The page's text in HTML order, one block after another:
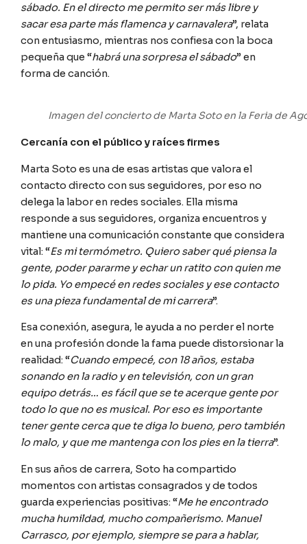
sábado. En el directo me permito ser más libre y
sacar esa parte más flamenca y carnavalera”, relata
con entusiasmo, mientras nos confiesa con la boca
pequeña que “habrá una sorpresa el sábado” en
forma de canción.
Imagen del concierto de Marta Soto en la Feria de
Cercanía con el público y raíces firmes
Marta Soto es una de esas artistas que valora el
contacto directo con sus seguidores, por eso no
delega la labor en redes sociales. Ella misma
responde a sus seguidores, organiza encuentros y
mantiene una comunicación constante que considera
vital: “Es mi termómetro. Quiero saber qué piensa la
gente, poder pararme y echar un ratito con quien me
lo pida. Yo empecé en redes sociales y ese contacto
es una pieza fundamental de mi carrera”.
Esa conexión, asegura, le ayuda a no perder el norte
en una profesión donde la fama puede distorsionar la
realidad: “Cuando empecé, con 18 años, estaba
sonando en la radio y en televisión, con un gran
equipo detrás… es fácil que se te acerque gente por
todo lo que no es musical. Por eso es importante
tener gente cerca que te diga lo bueno, pero también
lo malo, y que me mantenga con los pies en la tierra”.
En sus años de carrera, Soto ha compartido
momentos con artistas consagrados y de todos
guarda experiencias positivas: “Me he encontrado
mucha humildad, mucho compañerismo. Manuel
Carrasco, por ejemplo, siempre se para a hablar,